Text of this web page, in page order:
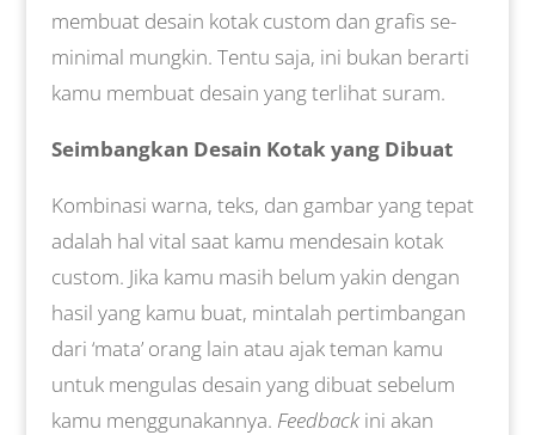
membuat desain kotak custom dan grafis se-
minimal mungkin. Tentu saja, ini bukan berarti
kamu membuat desain yang terlihat suram.
Seimbangkan Desain Kotak yang Dibuat
Kombinasi warna, teks, dan gambar yang tepat
adalah hal vital saat kamu mendesain kotak
custom. Jika kamu masih belum yakin dengan
hasil yang kamu buat, mintalah pertimbangan
dari ‘mata’ orang lain atau ajak teman kamu
untuk mengulas desain yang dibuat sebelum
kamu menggunakannya. Feedbackini akan